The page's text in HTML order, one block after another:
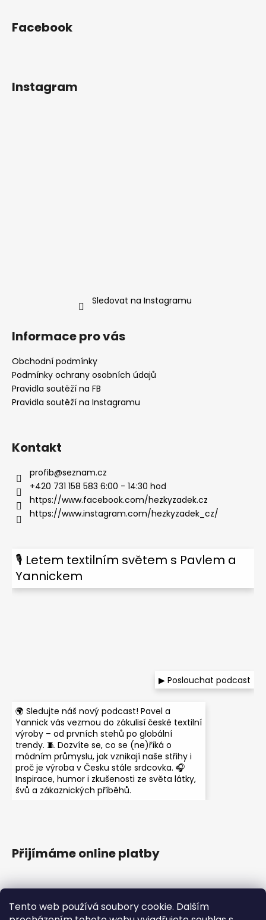
Tento web používá soubory cookie. Dalším
Facebook
Instagram
Sledovat na Instagramu
Informace pro vás
Obchodní podmínky
Podmínky ochrany osobních údajů
Pravidla soutěží na FB
Pravidla soutěží na Instagramu
Kontakt
profib@seznam.cz
+420 731 158 583 6:00 - 14:30 hod
https://www.facebook.com/hezkyzadek.cz
https://www.instagram.com/hezkyzadek_cz/
🎙 Letem textilním světem s Pavlem a
Yannickem
🌍 Sledujte náš nový podcast! Pavel a
Yannick vás vezmou do zákulisí české textilní
výroby – od prvních stehů po globální
trendy. 🧵 Dozvíte se, co se (ne)říká o
módním průmyslu, jak vznikají naše střihy i
proč je výroba v Česku stále srdcovka. 🎧
Inspirace, humor i zkušenosti ze světa látky,
švů a zákaznických příběhů.
▶ Poslouchat podcast
Přijímáme online platby